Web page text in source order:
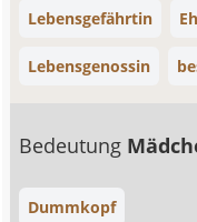
Lebensgefährtin
Lebensgenossin
Bedeutung
Dummkopf